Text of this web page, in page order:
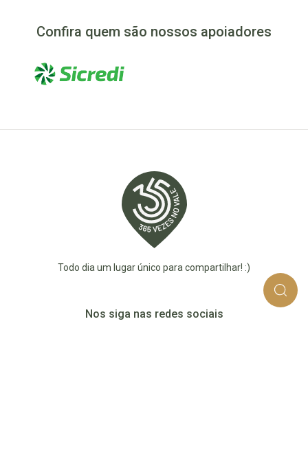
Confira quem são nossos apoiadores
Todo dia um lugar único para compartilhar! :)
Nos siga nas redes sociais